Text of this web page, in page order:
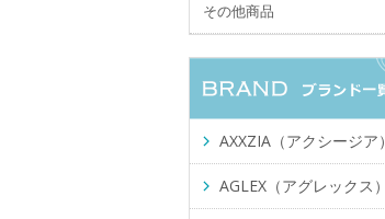
その他商品
AXXZIA（アクシージア）
AGLEX（アグレックス）